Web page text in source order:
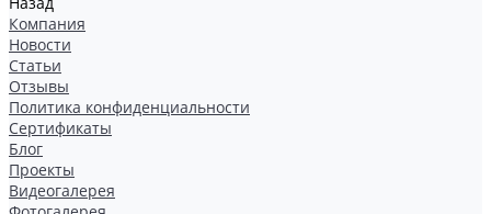
Компания
Новости
Статьи
Отзывы
Политика конфиденциальности
Сертификаты
Блог
Проекты
Видеогалерея